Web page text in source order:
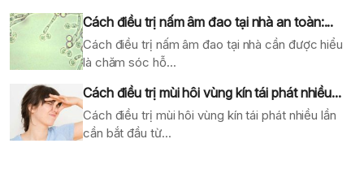
Cách điều trị nấm âm đao tại nhà an toàn:...
Cách điều trị nấm âm đao tại nhà cần được hiểu
là chăm sóc hỗ...
Cách điều trị mùi hôi vùng kín tái phát nhiều...
Cách điều trị mùi hôi vùng kín tái phát nhiều lần
cần bắt đầu từ...